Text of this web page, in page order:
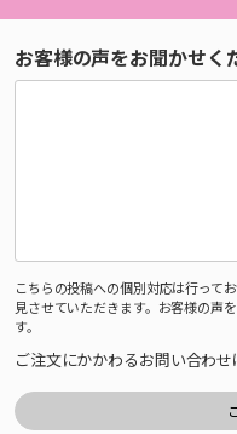
お客様の声をお聞かせく
こちらの投稿への個別対応は行って
見させていただきます。お客様の声
す。
ご注文にかかわるお問い合わせ